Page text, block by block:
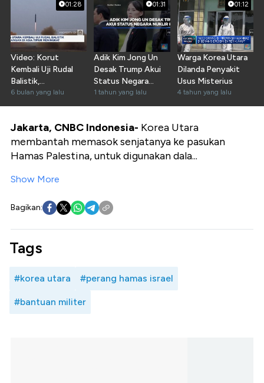
01:28
Video: Korut
Kembali Uji Rudal
Balistik,
Ketegangan Asia
Timur Memanas
6 bulan yang lalu
01:31
Adik Kim Jong Un
Desak Trump Akui
Status Negara
Nuklir Korut
1 tahun yang lalu
01:12
Warga Korea Utara
Dilanda Penyakit
Usus Misterius
4 tahun yang lalu
Jakarta, CNBC Indonesia- Korea Utara
membantah memasok senjatanya ke pasukan
Hamas Palestina, untuk digunakan dala...
Show More
Bagikan:
Tags
#korea utara #perang hamas israel
#bantuan militer